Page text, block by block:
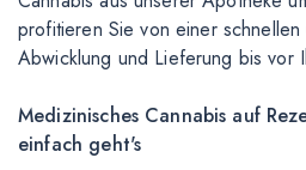
profitieren Sie von einer schnellen
Abwicklung und Lieferung bis vor
Medizinisches Cannabis auf
einfach geht's